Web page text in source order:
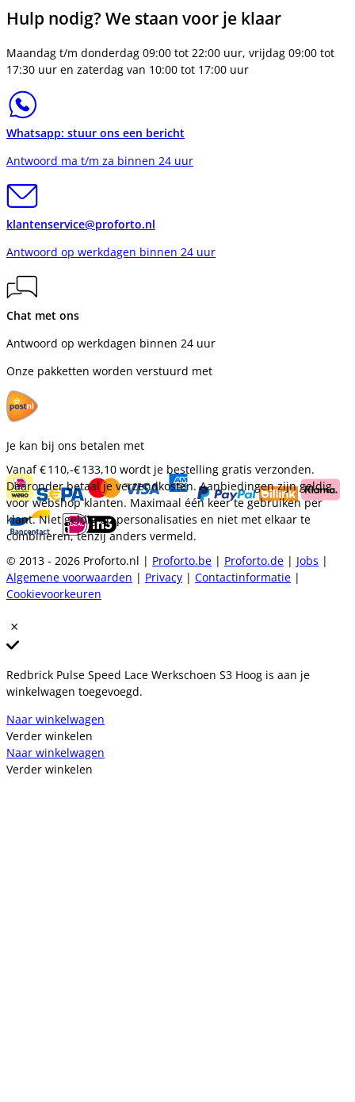
Hulp nodig? We staan voor je klaar
Maandag t/m donderdag 09:00 tot 22:00 uur, vrijdag 09:00 tot
17:30 uur en zaterdag van 10:00 tot 17:00 uur
Whatsapp: stuur ons een bericht
Antwoord ma t/m za binnen 24 uur
klantenservice@proforto.nl
Antwoord op werkdagen binnen 24 uur
Chat met ons
Antwoord op werkdagen binnen 24 uur
Onze pakketten worden verstuurd met
Je kan bij ons betalen met
Vanaf€ 110,-€ 133,10 wordt je bestelling gratis verzonden.
Daaronder betaal je verzendkosten. Aanbiedingen zijn geldig
voor webshop klanten. Maximaal één keer te gebruiken per
klant. Niet geldig op personalisaties en niet met elkaar te
combineren, tenzij anders vermeld.
© 2013 - 2026 Proforto.nl | Proforto.be | Proforto.de | Jobs |
Algemene voorwaarden | Privacy | Contactinformatie |
Cookievoorkeuren
Redbrick Pulse Speed Lace Werkschoen S3 Hoog is aan je
winkelwagen toegevoegd.
Naar winkelwagen
Verder winkelen
Naar winkelwagen
Verder winkelen